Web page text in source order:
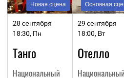
Новая сцена
28 сентября
18:30, Пн
Танго
Национальный
Основная
29 сентября
18:00, Вт
Отелло
Национальный